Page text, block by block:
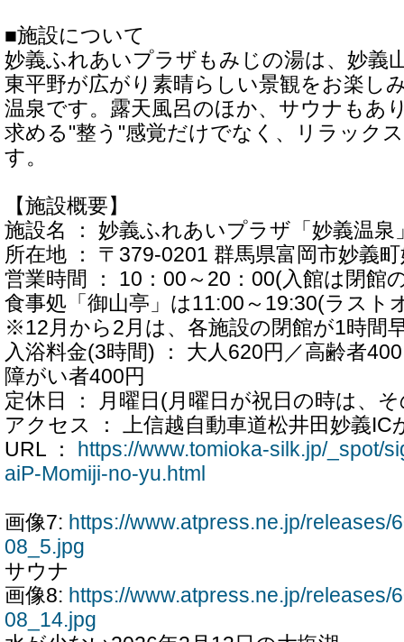
■施設について
妙義ふれあいプラザもみじの湯は、妙義
東平野が広がり素晴らしい景観をお楽し
温泉です。露天風呂のほか、サウナもあ
求める"整う"感覚だけでなく、リラック
す。
【施設概要】
施設名 ： 妙義ふれあいプラザ「妙義温泉
所在地 ： 〒379-0201 群馬県富岡市妙義
営業時間 ： 10：00～20：00(入館は閉館
食事処「御山亭」は11:00～19:30(ラスト
※12月から2月は、各施設の閉館が1時間
入浴料金(3時間) ： 大人620円／高齢者
障がい者400円
定休日 ： 月曜日(月曜日が祝日の時は、
アクセス ： 上信越自動車道松井田妙義IC
URL ：
https://www.tomioka-silk.jp/_spot/
aiP-Momiji-no-yu.html
画像7: https://www.atpress.ne.jp/releases/
08_5.jpg
サウナ
画像8: https://www.atpress.ne.jp/releases/
08_14.jpg